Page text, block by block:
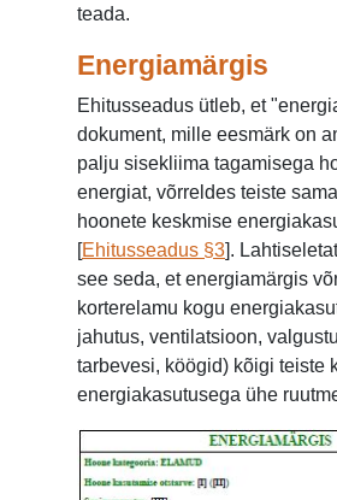
teada.
Energiamärgis
Ehitusseadus ütleb, et
dokument, mille eesmärk on
palju sisekliima tagamisega
energiat, võrreldes teiste
hoonete keskmise
[Ehitusseadus §3].
see seda, et energiamärgis
korterelamu kogu
jahutus, ventilatsioon,
tarbevesi, köögid) kõigi teiste
energiakasutusega ühe